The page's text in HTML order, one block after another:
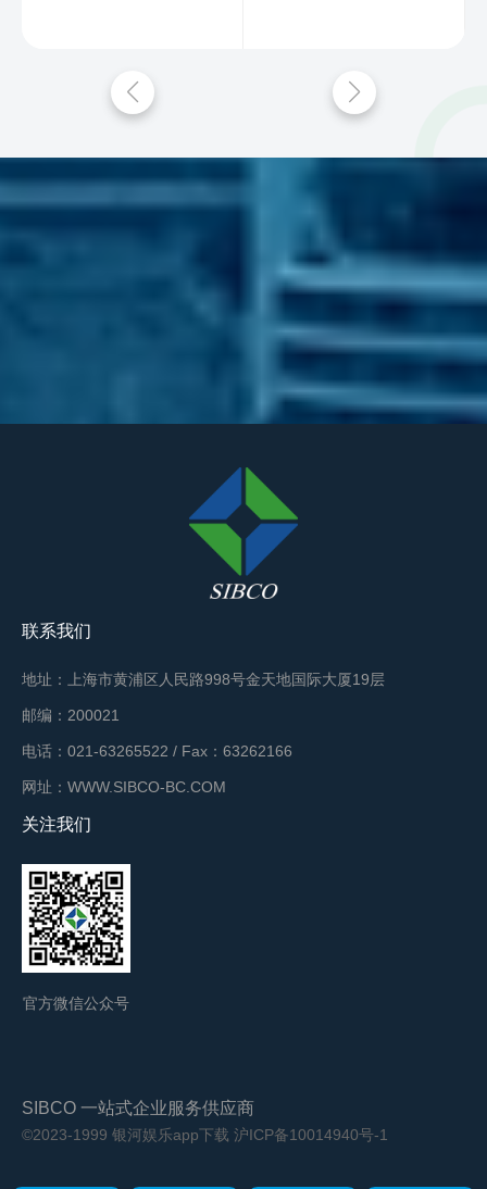
联系我们
地址：上海市黄浦区人民路998号金天地国际大厦19层
邮编：200021
电话：021-63265522 / Fax：63262166
网址：WWW.SIBCO-BC.COM
关注我们
官方微信公众号
SIBCO 一站式企业服务供应商
©2023-1999 银河娱乐app下载 沪ICP备10014940号-1